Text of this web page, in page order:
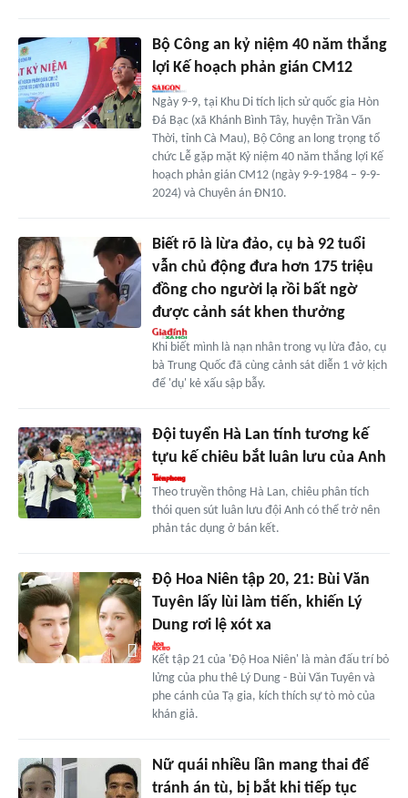
Bộ Công an kỷ niệm 40 năm thắng
lợi Kế hoạch phản gián CM12
Ngày 9-9, tại Khu Di tích lịch sử quốc gia Hòn
Đá Bạc (xã Khánh Bình Tây, huyện Trần Văn
Thời, tỉnh Cà Mau), Bộ Công an long trọng tổ
chức Lễ gặp mặt Kỷ niệm 40 năm thắng lợi Kế
hoạch phản gián CM12 (ngày 9-9-1984 – 9-9-
2024) và Chuyên án ĐN10.
Biết rõ là lừa đảo, cụ bà 92 tuổi
vẫn chủ động đưa hơn 175 triệu
đồng cho người lạ rồi bất ngờ
được cảnh sát khen thưởng
Khi biết mình là nạn nhân trong vụ lừa đảo, cụ
bà Trung Quốc đã cùng cảnh sát diễn 1 vở kịch
để 'dụ' kẻ xấu sập bẫy.
Đội tuyển Hà Lan tính tương kế
tựu kế chiêu bắt luân lưu của Anh
Theo truyền thông Hà Lan, chiêu phân tích
thói quen sút luân lưu đội Anh có thể trở nên
phản tác dụng ở bán kết.
Độ Hoa Niên tập 20, 21: Bùi Văn
Tuyên lấy lùi làm tiến, khiến Lý
Dung rơi lệ xót xa
Kết tập 21 của 'Độ Hoa Niên' là màn đấu trí bỏ
lửng của phu thê Lý Dung - Bùi Văn Tuyên và
phe cánh của Tạ gia, kích thích sự tò mò của
khán giả.
Nữ quái nhiều lần mang thai để
tránh án tù, bị bắt khi tiếp tục